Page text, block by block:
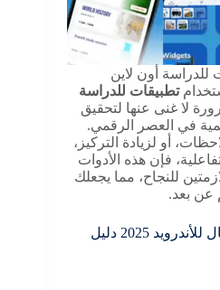
تطبيقات للدراسة
لا غنى عنها لتحقيق
في العصر الرقمي.
أو لزيادة التركيز،
فإن هذه الأدوات
للنجاح، مما يجعلك
عن بعد.
ألعاب لربح المال للأندرويد 2025 دليل